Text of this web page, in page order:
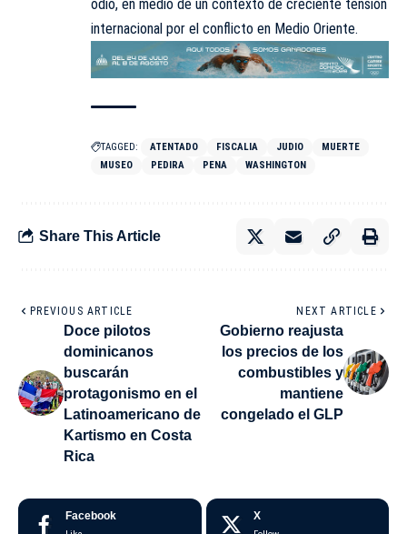
odio, en medio de un contexto de creciente tensión
internacional por el conflicto en Medio Oriente.
TAGGED: ATENTADO FISCALIA JUDIO
MUERTE
MUSEO
PEDIRA PENA WASHINGTON
Share This Article
PREVIOUS ARTICLE
Doce pilotos
dominicanos
buscarán
protagonismo en el
Latinoamericano de
Kartismo en Costa
Rica
NEXT ARTICLE
Gobierno reajusta
los precios de los
combustibles y
mantiene
congelado el GLP
Facebook X